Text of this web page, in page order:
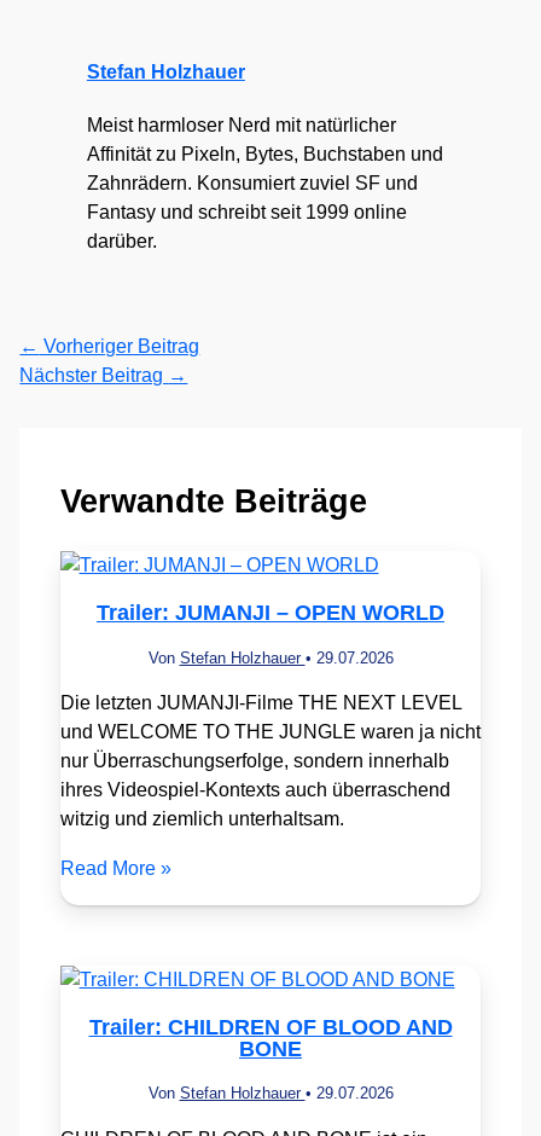
Stefan Holzhauer
Meist harmloser Nerd mit natürlicher
Affinität zu Pixeln, Bytes, Buchstaben und
Zahnrädern. Konsumiert zuviel SF und
Fantasy und schreibt seit 1999 online
darüber.
← Vorheriger Beitrag
Nächster Beitrag →
Verwandte Beiträge
Trailer: JUMANJI – OPEN WORLD
Von Stefan Holzhauer • 29.07.2026
Die letzten JUMANJI-Filme THE NEXT LEVEL
und WELCOME TO THE JUNGLE waren ja nicht
nur Überraschungserfolge, sondern innerhalb
ihres Videospiel-Kontexts auch überraschend
witzig und ziemlich unterhaltsam.
Read More »
Trailer: CHILDREN OF BLOOD AND
BONE
Von Stefan Holzhauer • 29.07.2026